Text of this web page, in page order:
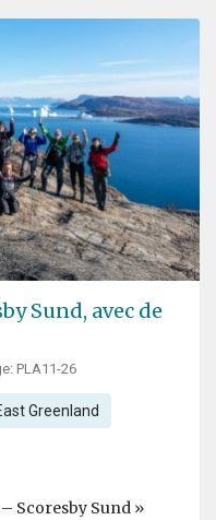
Sund, avec de
PLA11-26
Greenland
Scoresby Sund »